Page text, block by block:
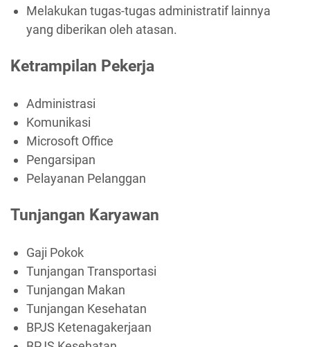
Melakukan tugas-tugas administratif lainnya
yang diberikan oleh atasan.
Ketrampilan Pekerja
Administrasi
Komunikasi
Microsoft Office
Pengarsipan
Pelayanan Pelanggan
Tunjangan Karyawan
Gaji Pokok
Tunjangan Transportasi
Tunjangan Makan
Tunjangan Kesehatan
BPJS Ketenagakerjaan